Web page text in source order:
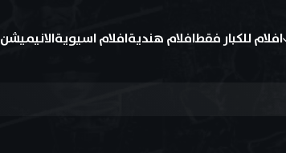
افلام للكبار فقطافلام هنديةافلام اسيويةالانيميشن